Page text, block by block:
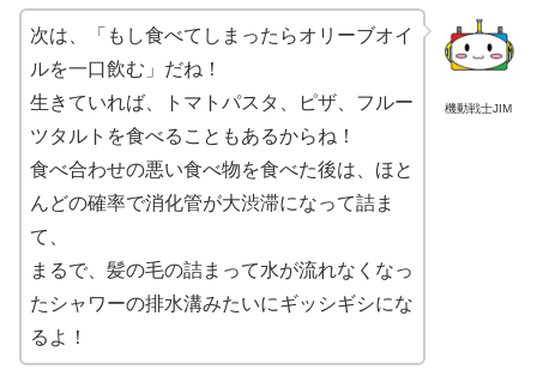
機動戦士JIM
次は、「もし食べてしまったらオリーブオイ
ルを一口飲む」だね！
生きていれば、トマトパスタ、ピザ、フルー
ツタルトを食べることもあるからね！
食べ合わせの悪い食べ物を食べた後は、ほと
んどの確率で消化管が大渋滞になって詰ま
て、
まるで、髪の毛の詰まって水が流れなくなっ
たシャワーの排水溝みたいにギッシギシにな
るよ！